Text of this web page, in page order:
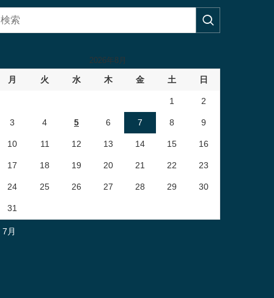
2026年8月
月 火 水 木 金 土 日
1 2
3 4 5 6 7 8 9
10 11 12 13 14 15 16
17 18 19 20 21 22 23
24 25 26 27 28 29 30
31
7月